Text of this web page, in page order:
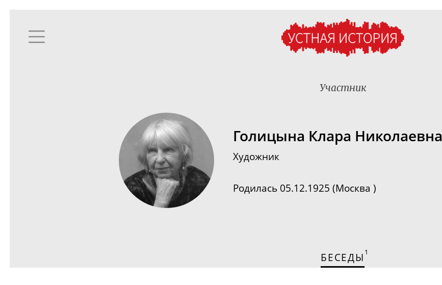
Участник
Голицына Клара Николаевна
Художник
Родилась 05.12.1925 (Москва )
БЕСЕДЫ 1